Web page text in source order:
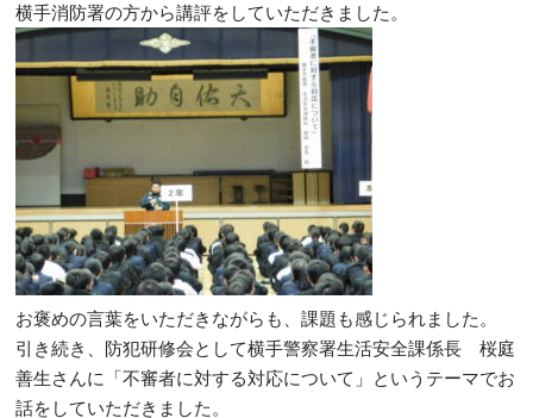
横手消防署の方から講評をしていただきました。
お褒めの言葉をいただきながらも、課題も感じられました。
引き続き、防犯研修会として横手警察署生活安全課係長 桜庭
善生さんに「不審者に対する対応について」というテーマでお
話をしていただきました。